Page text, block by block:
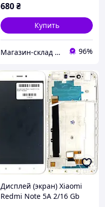
680₴
Купить
Магазин-склад "Mobile 112" - запчасти для телефонов и планшетов. Доставка по Украине 96%
Дисплей (экран) Xiaomi
Redmi Note 5A 2/16 Gb